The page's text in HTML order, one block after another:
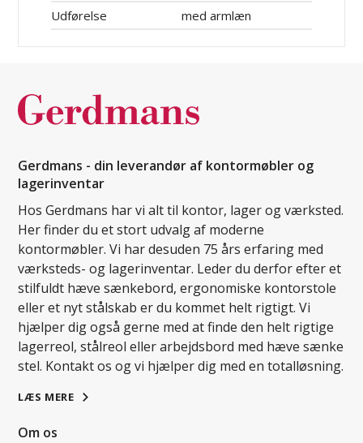
Udførelse
med armlæn
Gerdmans - din leverandør af kontormøbler og
lagerinventar
Hos Gerdmans har vi alt til kontor, lager og værksted.
Her finder du et stort udvalg af moderne
kontormøbler. Vi har desuden 75 års erfaring med
værksteds- og lagerinventar. Leder du derfor efter et
stilfuldt hæve sænkebord, ergonomiske kontorstole
eller et nyt stålskab er du kommet helt rigtigt. Vi
hjælper dig også gerne med at finde den helt rigtige
lagerreol, stålreol eller arbejdsbord med hæve sænke
stel. Kontakt os og vi hjælper dig med en totalløsning.
LÆS MERE
Om os